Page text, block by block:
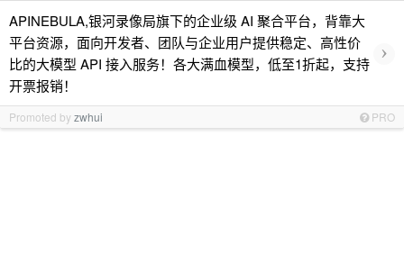
APINEBULA,银河录像局旗下的企业级 AI 聚合平台，背靠大
平台资源，面向开发者、团队与企业用户提供稳定、高性价
比的大模型 API 接入服务！各大满血模型，低至1折起，支持
开票报销！
›
Promoted byzwhui PRO